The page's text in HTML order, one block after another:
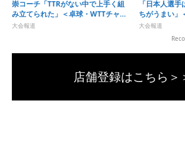
崇コーチ「TTRがない中で上手く組
み立てられた」＜卓球・WTTチャン
ピオンズ横浜2026＞
大会報道
「日本人選
ちがうまい」
オンズ横浜
大会報道
店舗登録はこちら＞